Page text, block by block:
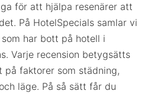
för att hjälpa resenärer att
På HotelSpecials samlar vi
har bott på hotell i
Varje recension betygsätts
på faktorer som städning,
läge. På så sätt får du